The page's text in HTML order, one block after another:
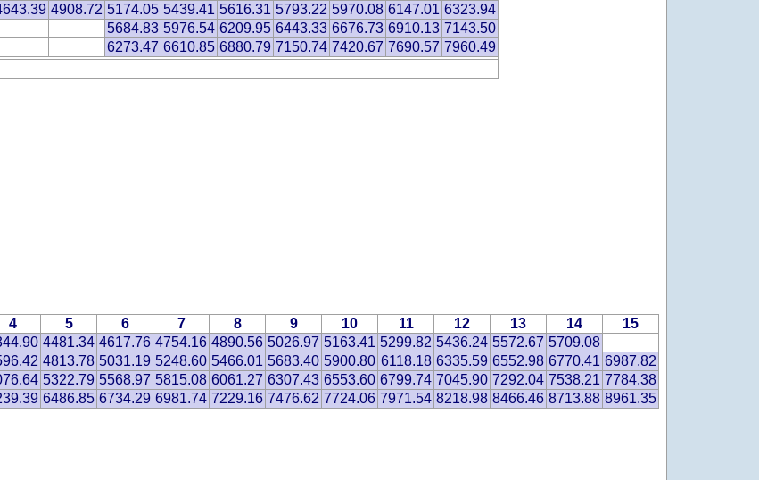
4908.72 5174.05 5439.41 5616.31 5793.22 5970.08 6147.01 6323.94
5684.83 5976.54 6209.95 6443.33 6676.73 6910.13 7143.50
6273.47 6610.85 6880.79 7150.74 7420.67 7690.57 7960.49
4 5 6 7 8 9 10 11 12 13 14
15
4481.34 4617.76 4754.16 4890.56 5026.97 5163.41 5299.82 5436.24 5572.67 5709.08
4813.78 5031.19 5248.60 5466.01 5683.40 5900.80 6118.18 6335.59 6552.98 6770.41 6987.82
5322.79 5568.97 5815.08 6061.27 6307.43 6553.60 6799.74 7045.90 7292.04 7538.21 7784.38
6486.85 6734.29 6981.74 7229.16 7476.62 7724.06 7971.54 8218.98 8466.46 8713.88 8961.35